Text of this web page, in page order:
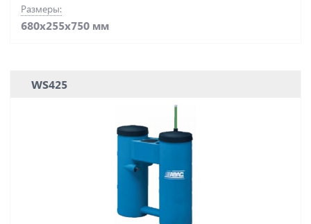
Размеры:
680х255х750 мм
WS425